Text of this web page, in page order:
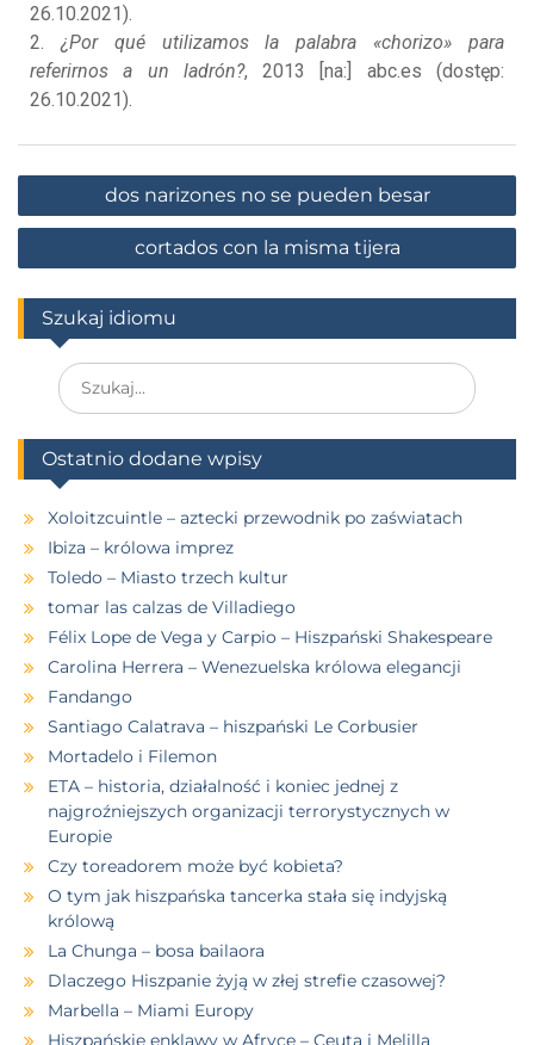
26.10.2021).
2.¿Por qué utilizamos la palabra «chorizo» para
referirnos a un ladrón?, 2013 [na:] abc.es (dostęp:
26.10.2021).
dos narizones no se pueden besar
cortados con la misma tijera
Szukaj idiomu
Ostatnio dodane wpisy
Xoloitzcuintle – aztecki przewodnik po zaświatach
Ibiza – królowa imprez
Toledo – Miasto trzech kultur
tomar las calzas de Villadiego
Félix Lope de Vega y Carpio – Hiszpański Shakespeare
Carolina Herrera – Wenezuelska królowa elegancji
Fandango
Santiago Calatrava – hiszpański Le Corbusier
Mortadelo i Filemon
ETA – historia, działalność i koniec jednej z
najgroźniejszych organizacji terrorystycznych w
Europie
Czy toreadorem może być kobieta?
O tym jak hiszpańska tancerka stała się indyjską
królową
La Chunga – bosa bailaora
Dlaczego Hiszpanie żyją w złej strefie czasowej?
Marbella – Miami Europy
Hiszpańskie enklawy w Afryce – Ceuta i Melilla